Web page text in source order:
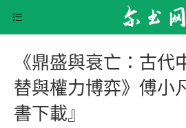

《鼎盛與衰亡：古代
替與權力博弈》傅小
書下載』